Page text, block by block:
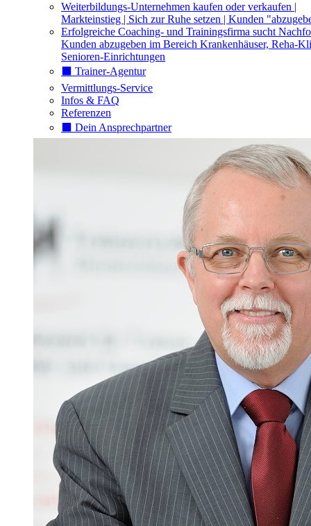
Weiterbildungs-Unternehmen kaufen oder verkaufen |
Markteinstieg | Sich zur Ruhe setzen | Kunden
Erfolgreiche Coaching- und Trainingsfirma sucht
Kunden abzugeben im Bereich Krankenhäuser, Reha-
Senioren-Einrichtungen
⬛️ Trainer-Agentur
Vermittlungs-Service
Infos & FAQ
Referenzen
⬛️ Dein Ansprechpartner